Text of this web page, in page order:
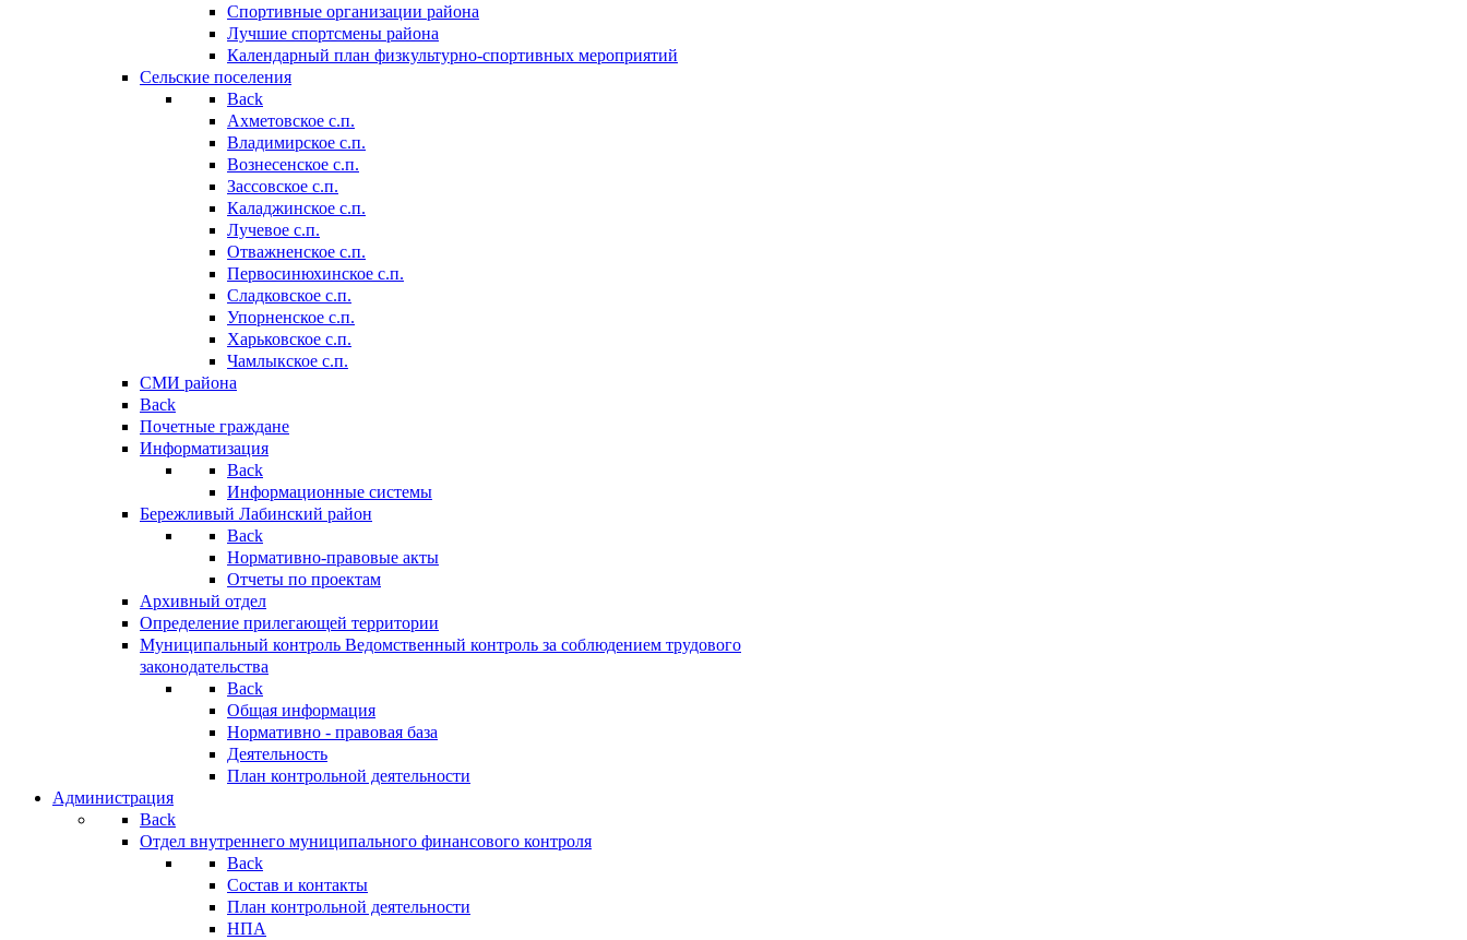
Спортивные организации района
Лучшие спортсмены района
Календарный план физкультурно-спортивных мероприятий
Сельские поселения
Back
Ахметовское с.п.
Владимирское с.п.
Вознесенское с.п.
Зассовское с.п.
Каладжинское с.п.
Лучевое с.п.
Отважненское с.п.
Первосинюхинское с.п.
Сладковское с.п.
Упорненское с.п.
Харьковское с.п.
Чамлыкское с.п.
СМИ района
Back
Почетные граждане
Информатизация
Back
Информационные системы
Бережливый Лабинский район
Back
Нормативно-правовые акты
Отчеты по проектам
Архивный отдел
Определение прилегающей территории
Муниципальный контроль Ведомственный контроль за соблюдением трудового
законодательства
Back
Общая информация
Нормативно - правовая база
Деятельность
План контрольной деятельности
Администрация
Back
Отдел внутреннего муниципального финансового контроля
Back
Состав и контакты
План контрольной деятельности
НПА